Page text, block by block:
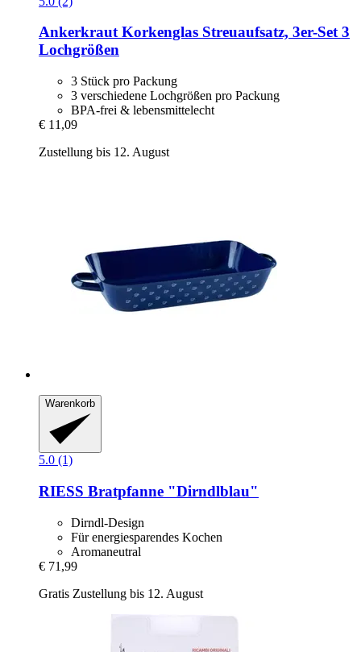
AnkerkrautKorkenglas Streuaufsatz, 3er-​Set 3
Lochgrößen
3 Stück pro Packung
3 verschiedene Lochgrößen pro Packung
BPA-frei & lebensmittelecht
€ 11,09
Zustellung bis 12. August
Warenkorb
5.0 (1)
RIESS Bratpfanne "Dirndlblau"
Dirndl-Design
Für energiesparendes Kochen
Aromaneutral
€ 71,99
Gratis Zustellung bis 12. August